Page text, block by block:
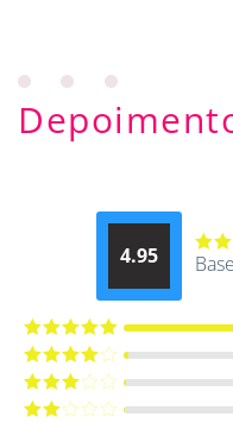
4.95
Avaliação5
Avaliação
Avaliação